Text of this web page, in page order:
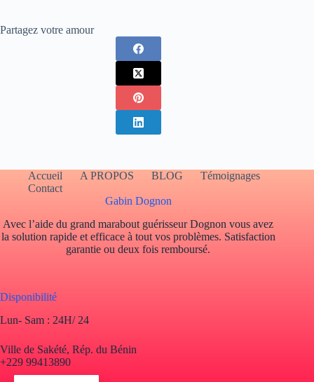
Partagez votre amour
Accueil A PROPOS BLOG
Témoignages
Contact
Gabin Dognon
Avec l’aide du grand marabout guérisseur Dognon vous avez
la solution rapide et efficace à tout vos problèmes. Satisfaction
garantie ou deux fois remboursé.
Disponibilité
Lun- Sam : 24H/ 24
Ville de Sakété, Rép. du Bénin
+229 99413890